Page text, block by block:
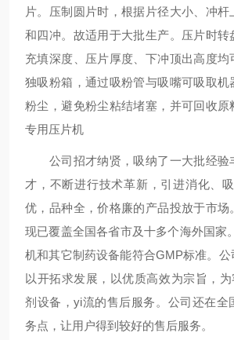
片。压制圆片时，根据片径大小、冲杆
和四冲。故适用于大批生产。压片时转
充填深度、压片厚度、下冲顶出高度均
独吸粉箱，通过吸粉管与吸嘴可吸取机
粉尘，避免粉尘粘结堵塞，并可回收原
专用压片机
公司招才纳贤，吸纳了一大批经验
才，不断进行技术革新，引进消化、
优，品种全，价格廉的产品投放于市场
现已覆盖全国各省市及十多个海外国家
机和其它制药设备能符合GMP标准。公
以开拓求发展，以优质高效为宗旨，
剂设备，yi流的售后服务。公司还在全
务点，让用户得到较好的售后服务。